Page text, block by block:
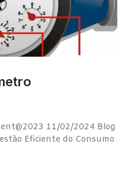
11/02/2024 Blog
Eficiente do Consumo